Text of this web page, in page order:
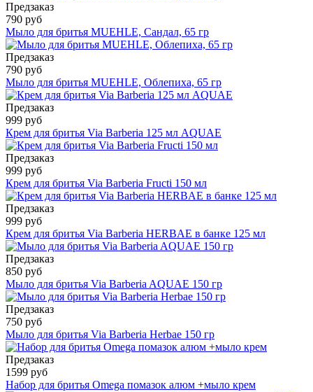
Предзаказ
790 руб
Мыло для бритья MUEHLE, Сандал, 65 гр
Предзаказ
790 руб
Мыло для бритья MUEHLE, Облепиха, 65 гр
Предзаказ
999 руб
Крем для бритья Via Barberia 125 мл AQUAE
Предзаказ
999 руб
Крем для бритья Via Barberia Fructi 150 мл
Предзаказ
999 руб
Крем для бритья Via Barberia HERBAE в банке 125 мл
Предзаказ
850 руб
Мыло для бритья Via Barberia AQUAE 150 гр
Предзаказ
750 руб
Мыло для бритья Via Barberia Herbae 150 гр
Предзаказ
1599 руб
Набор для бритья Omega помазок алюм +мыло крем